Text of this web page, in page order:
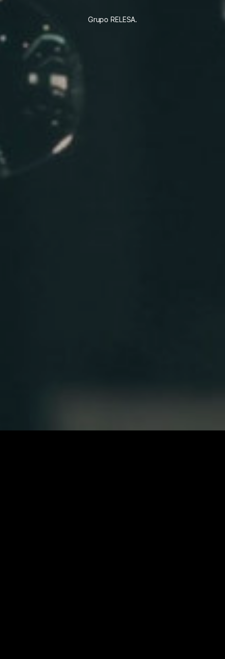
Grupo RELESA.